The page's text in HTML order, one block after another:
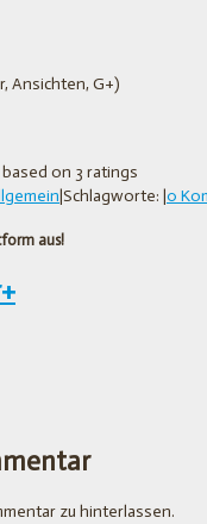
Ansichten, G+)
based on 3 ratings
|Schlagworte: |0
aus!
+
zu hinterlassen.